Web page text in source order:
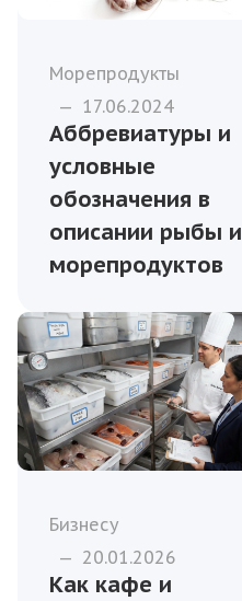
Морепродукты
— 17.06.2024
Аббревиатуры и
условные
обозначения в
описании рыбы и
морепродуктов
Бизнесу
— 20.01.2026
Как кафе и